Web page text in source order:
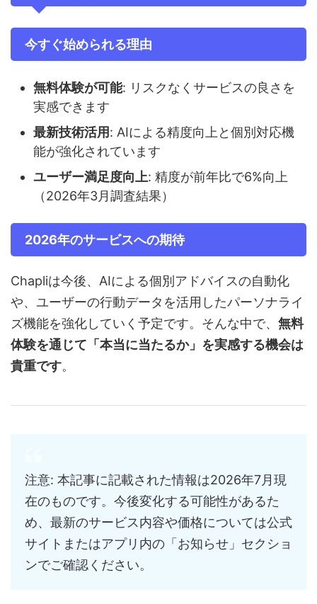
今すぐ始められる理由
無料体験が可能: リスクなくサービスの良さを
実感できます
最新技術活用: AIによる精度向上と個別対応機
能が強化されています
ユーザー満足度向上: 精度が前年比で6%向上
（2026年3月調査結果）
2026年のサービスへの期待
Chapliは今後、AIによる個別アドバイスの自動化
や、ユーザーの行動データを活用したパーソナライ
ズ機能を強化していく予定です。そんな中で、 無料
体験を通じて「本当に当たるか」を実感する機会は
貴重です。
注意: 本記事に記載された情報は2026年7月現
在のものです。今後変化する可能性があるた
め、最新のサービス内容や価格については公式
サイトまたはアプリ内の「お知らせ」セクショ
ンでご確認ください。